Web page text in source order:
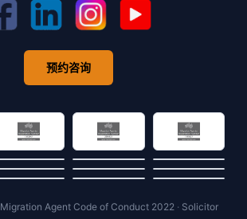
预约咨询
Migration Agent Code of Conduct 2022 · Solicitor